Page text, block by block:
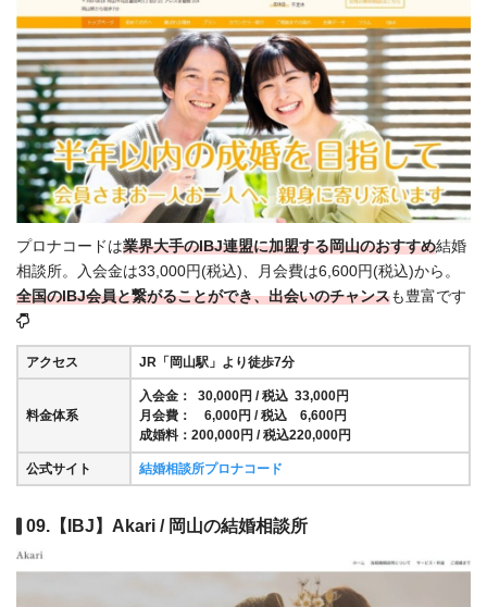
プロナコードは業界大手のIBJ連盟に加盟する岡山のおすすめ結婚
相談所。入会金は33,000円(税込)、月会費は6,600円(税込)から。
全国のIBJ会員と繋がることができ、出会いのチャンスも豊富です
アクセス JR「岡山駅」より徒歩7分
料金体系
入会金： 30,000円 / 税込 33,000円
月会費： 6,000円 / 税込 6,600円
成婚料：200,000円 / 税込220,000円
公式サイト 結婚相談所プロナコード
09.【IBJ】Akari / 岡山の結婚相談所